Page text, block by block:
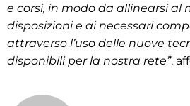
e corsi, in modo da allinearsi al
disposizioni e ai necessari
attraverso l’uso delle nuove
disponibili per la nostra rete”,